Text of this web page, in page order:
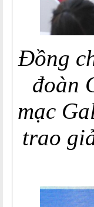
Đồng
đoàn
mạc
trao